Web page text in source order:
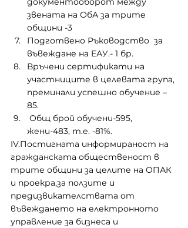
звената на ОбА за трите
общини -3
Подготвено Ръководство  за
въвеждане на ЕАУ.- 1 бр.
Връчени сертификати на
участниците в целевата група,
преминали успешно обучение –
85.
Общ брой обучени-595,
жени-483, т.е. -81%.
IV.Постигната информираност на
гражданската общественост в
трите общини за целите на ОПАК
и проекра,за ползите и
предизвикателствата от
въвеждането на електронното
управление за бизнеса и